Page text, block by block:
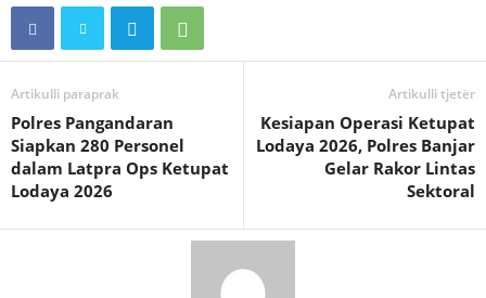
Artikulli paraprak
Polres Pangandaran
Siapkan 280 Personel
dalam Latpra Ops Ketupat
Lodaya 2026
Artikulli tjetër
Kesiapan Operasi Ketupat
Lodaya 2026, Polres Banjar
Gelar Rakor Lintas
Sektoral